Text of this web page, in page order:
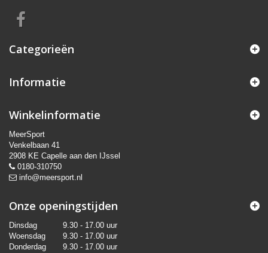
Categorieën
Informatie
Winkelinformatie
MeerSport
Venkelbaan 41
2908 KE Capelle aan den IJssel
0180-310750
info@meersport.nl
Onze openingstijden
Dinsdag
9.30 - 17.00 uur
Woensdag
9.30 - 17.00 uur
Donderdag
9.30 - 17.00 uur